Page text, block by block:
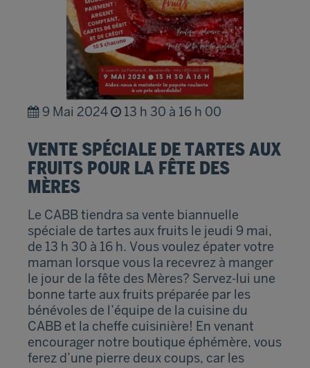
9 Mai 2024 13 h 30 à 16 h 00
VENTE SPÉCIALE DE TARTES AUX
FRUITS POUR LA FÊTE DES
MÈRES
Le CABB tiendra sa vente biannuelle
spéciale de tartes aux fruits le jeudi 9 mai,
de 13 h 30 à 16 h. Vous voulez épater votre
maman lorsque vous la recevrez à manger
le jour de la fête des Mères? Servez-lui une
bonne tarte aux fruits préparée par les
bénévoles de l’équipe de la cuisine du
CABB et la cheffe cuisinière! En venant
encourager notre boutique éphémère, vous
ferez d’une pierre deux coups, car les